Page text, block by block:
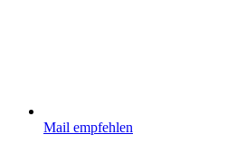
Mail empfehlen